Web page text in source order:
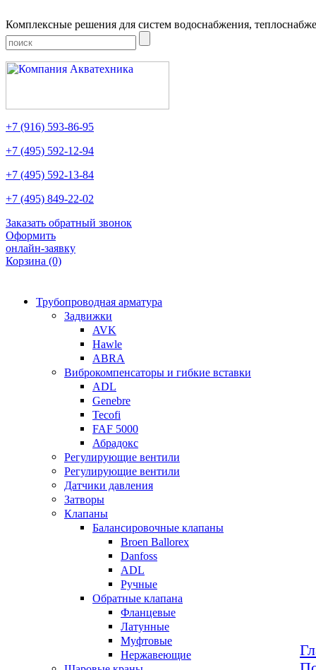
Комплексные решения для систем водоснабжения,
+7 (916) 593-86-95
+7 (495) 592-12-94
+7 (495) 592-13-84
+7 (495) 849-22-02
Заказать обратный звонок
Оформить
онлайн-заявку
Корзина (0)
Трубопроводная арматура
Задвижки
AVK
Hawle
ABRA
Виброкомпенсаторы и гибкие вставки
ADL
Genebre
Tecofi
FAF 5000
Абрадокс
Регулирующие вентили
Регулирующие вентили
Датчики давления
Затворы
Клапаны
Балансировочные клапаны
Broen Ballorex
Danfoss
ADL
Ручные
Обратные клапана
Фланцевые
Латунные
Муфтовые
Нержавеющие